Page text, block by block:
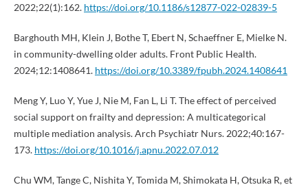
2022;22(1):162. https://doi.org/10.1186/s12877-022-02839-5
Barghouth MH, Klein J, Bothe T, Ebert N, Schaeffner E, Mielke N.
in community-dwelling older adults. Front Public Health.
2024;12:1408641. https://doi.org/10.3389/fpubh.2024.1408641
Meng Y, Luo Y, Yue J, Nie M, Fan L, Li T. The effect of perceived
social support on frailty and depression: A multicategorical
multiple mediation analysis. Arch Psychiatr Nurs. 2022;40:167-
173. https://doi.org/10.1016/j.apnu.2022.07.012
Chu WM, Tange C, Nishita Y, Tomida M, Shimokata H, Otsuka R, et